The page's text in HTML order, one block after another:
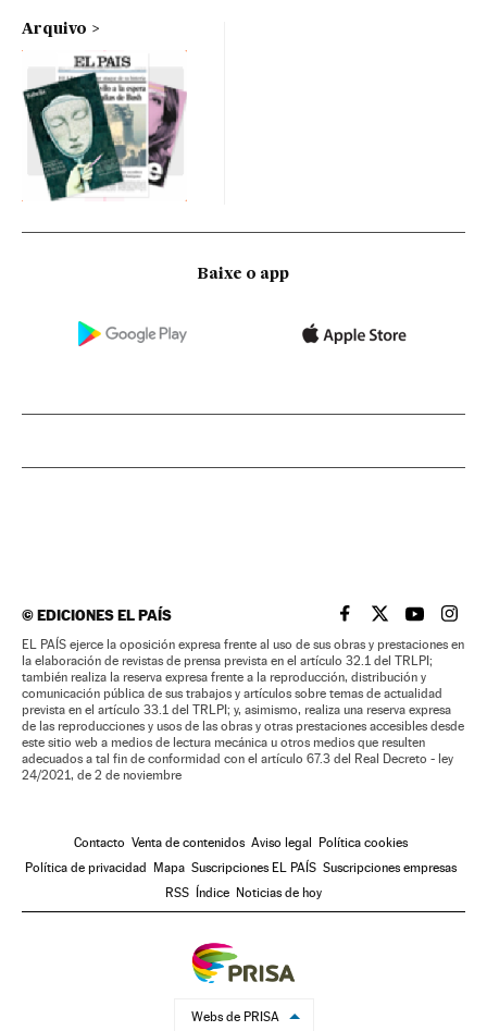
Arquivo
Baixe o app
©EDICIONES EL PAÍS EL PAÍS BRASIL EN
EL PAÍSEL PAÍS
EL
EL PAÍS ejerce la oposición expresa frente al uso de sus obras y prestaciones en
la elaboración de revistas de prensa prevista en el artículo 32.1 del TRLPI;
también realiza la reserva expresa frente a la reproducción, distribución y
comunicación pública de sus trabajos y artículos sobre temas de actualidad
prevista en el artículo 33.1 del TRLPI; y, asimismo, realiza una reserva expresa
de las reproducciones y usos de las obras y otras prestaciones accesibles desde
este sitio web a medios de lectura mecánica u otros medios que resulten
adecuados a tal fin de conformidad con el artículo 67.3 del Real Decreto - ley
24/2021, de 2 de noviembre
Contacto Venta de contenidos Aviso legal
Política cookies
Política de privacidad
Mapa Suscripciones EL PAÍS Suscripciones empresas
RSS
Índice Noticias de hoy
Webs de PRISA